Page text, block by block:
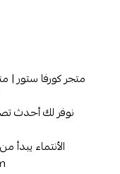
متجر كورفا ستور |
نوفر لك أحدث
الأنتماء